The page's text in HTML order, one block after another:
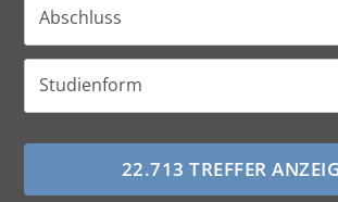
Abschluss
Studienform